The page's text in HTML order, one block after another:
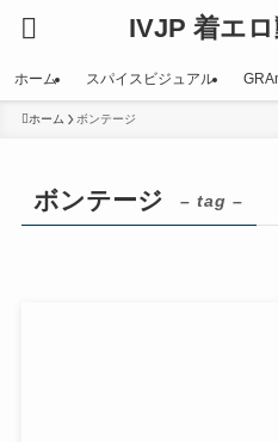
IVJP 着エ
ホーム スパイスビジュアル
ホーム ボンテージ
ボンテージ – tag –